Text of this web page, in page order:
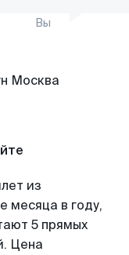
Вы
из
месяца в году,
5 прямых
Цена